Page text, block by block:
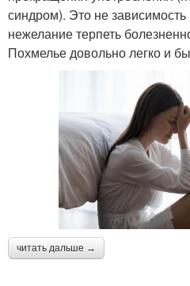
синдром). Это не зависимость
нежелание терпеть
Похмелье довольно легко и
читать дальше →